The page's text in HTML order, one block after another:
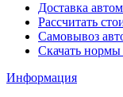
Доставка
Рассчитать
Самовывоз
Скачать нормы
Информация